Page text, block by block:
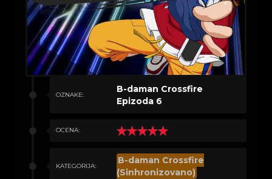
OZNAKE:
B-daman Crossfire
Epizoda 6
OCENA:
KATEGORIJA:
B-daman Crossfire
(Sinhronizovano)